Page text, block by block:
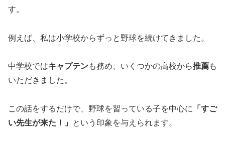
す。
例えば、私は小学校からずっと野球を続けてきました。
中学校ではキャプテンも務め、いくつかの高校から推薦も
いただきました。
この話をするだけで、野球を習っている子を中心に
「すご
い先生が来た！」
という印象を与えられます。